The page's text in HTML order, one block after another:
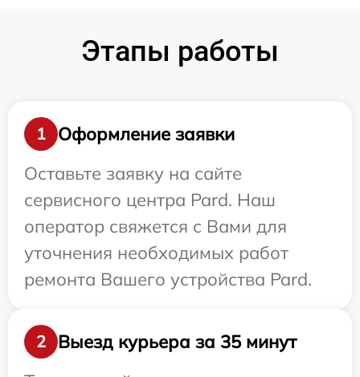
Этапы работы
1
Оформление заявки
Оставьте заявку на сайте
сервисного центра Pard. Наш
оператор свяжется с Вами для
уточнения необходимых работ
ремонта Вашего устройства Pard.
2
Выезд курьера за 35 минут